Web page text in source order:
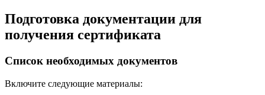
Подготовка документации для
получения сертификата
Список необходимых документов
Включите следующие материалы: